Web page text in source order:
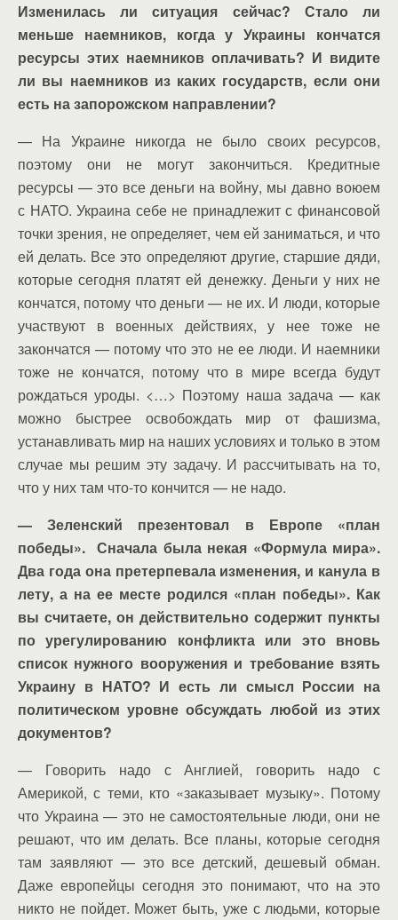
Изменилась ли ситуация сейчас? Стало ли
меньше наемников, когда у Украины кончатся
ресурсы этих наемников оплачивать? И видите
ли вы наемников из каких государств, если они
есть на запорожском направлении?
— На Украине никогда не было своих ресурсов,
поэтому они не могут закончиться. Кредитные
ресурсы — это все деньги на войну, мы давно воюем
с НАТО. Украина себе не принадлежит с финансовой
точки зрения, не определяет, чем ей заниматься, и что
ей делать. Все это определяют другие, старшие дяди,
которые сегодня платят ей денежку. Деньги у них не
кончатся, потому что деньги — не их. И люди, которые
участвуют в военных действиях, у нее тоже не
закончатся — потому что это не ее люди. И наемники
тоже не кончатся, потому что в мире всегда будут
рождаться уроды. <…> Поэтому наша задача — как
можно быстрее освобождать мир от фашизма,
устанавливать мир на наших условиях и только в этом
случае мы решим эту задачу. И рассчитывать на то,
что у них там что-то кончится — не надо.
— Зеленский презентовал в Европе «план
победы». Сначала была некая «Формула мира».
Два года она претерпевала изменения, и канула в
лету, а на ее месте родился «план победы». Как
вы считаете, он действительно содержит пункты
по урегулированию конфликта или это вновь
список нужного вооружения и требование взять
Украину в НАТО? И есть ли смысл России на
политическом уровне обсуждать любой из этих
документов?
— Говорить надо с Англией, говорить надо с
Америкой, с теми, кто «заказывает музыку». Потому
что Украина — это не самостоятельные люди, они не
решают, что им делать. Все планы, которые сегодня
там заявляют — это все детский, дешевый обман.
Даже европейцы сегодня это понимают, что на это
никто не пойдет. Может быть, уже с людьми, которые